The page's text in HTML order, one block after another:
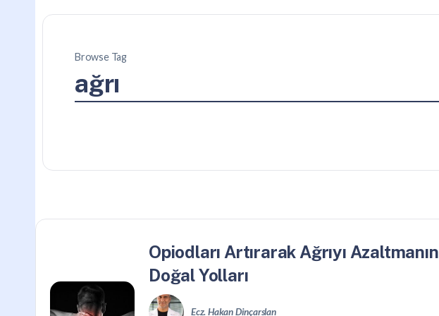
Browse Tag
ağrı
Opiodları Artırarak Ağrıyı Azaltmanın
Doğal Yolları
Ecz. Hakan Dinçarslan